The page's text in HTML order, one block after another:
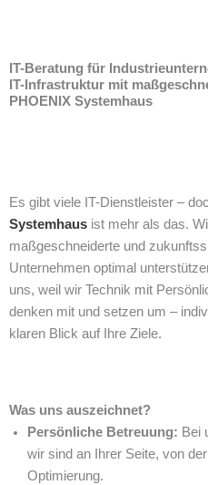
IT-Beratung für
IT-Infrastruktur mit
PHOENIX Systemhaus
Es gibt viele IT-Dienstleister –
Systemhaus ist mehr als das.
maßgeschneiderte und
Unternehmen optimal
uns, weil wir Technik mit
denken mit und setzen um –
klaren Blick auf Ihre Ziele.
Was uns auszeichnet?
Persönliche Betreuung: Bei
wir sind an Ihrer Seite, von
Optimierung.